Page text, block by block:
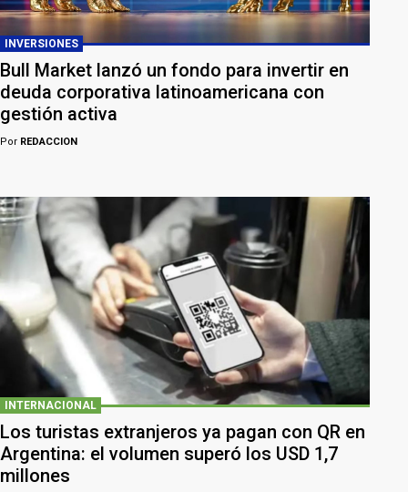
INVERSIONES
Bull Market lanzó un fondo para invertir en
deuda corporativa latinoamericana con
gestión activa
Por REDACCION
INTERNACIONAL
Los turistas extranjeros ya pagan con QR en
Argentina: el volumen superó los USD 1,7
millones